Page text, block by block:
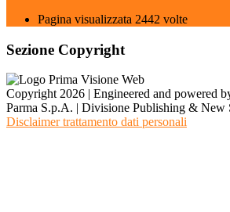
Pagina visualizzata 2442 volte
Sezione Copyright
Copyright 2026 | Engineered and powered
Parma S.p.A. | Divisione Publishing & New
Disclaimer trattamento dati personali